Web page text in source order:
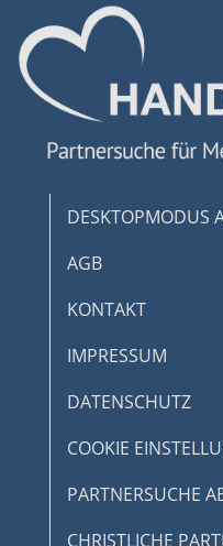
Erstellung von Profilen
von Inhalten
Verwendung von
personalisierter Inhalte
Messung der
Messung der
oder Kombinationen
verschiedenen Quellen
Entwicklung und
von Inhalten
IAB-Besonderheiten:
Informationen
DESKTOPMODUS
AGB
KONTAKT
IMPRESSUM
DATENSCHUTZ
COOKIE
PARTNERSUCHE
CHRISTLICHE